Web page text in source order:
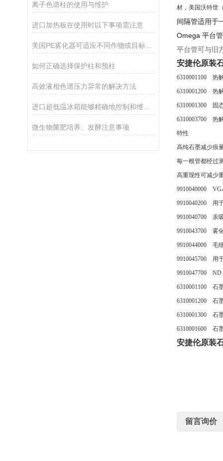
离子色谱柱的使用与维护
进口加热板在使用时以下事项需注意
如何正确选择保护柱和预柱
高效液相色谱压力异常的解决方法
微生物菌肥培养、发酵注意事项
材，美国沃特世
间隔管适用于
Omega 平台
平台管可与旧
安捷伦原装
6310001100 热
6310001200 热
6310001300 固
6310003700 热
特性
高纯石墨减少痕
每一根管都经过
高重现性可减少
9910040000
9910040200 用
9910040700 汞
9910043700 雾
9910044000 毛
9910045700 用
9910047700
6310001100 石
6310001200 石
6310001300 石
6310001600 石
安捷伦原装
留言询价